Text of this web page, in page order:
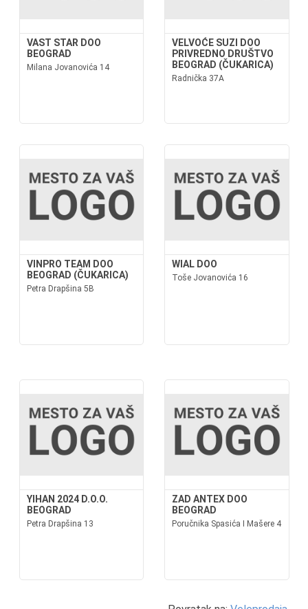
VAST STAR DOO
BEOGRAD
Milana Jovanovića 14
VELVOĆE SUZI DOO
PRIVREDNO DRUŠTVO
BEOGRAD (ČUKARICA)
Radnička 37A
VINPRO TEAM DOO
BEOGRAD (ČUKARICA)
Petra Drapšina 5B
WIAL DOO
Toše Jovanovića 16
YIHAN 2024 D.O.O.
BEOGRAD
Petra Drapšina 13
ZAD ANTEX DOO
BEOGRAD
Poručnika Spasića I Mašere 4